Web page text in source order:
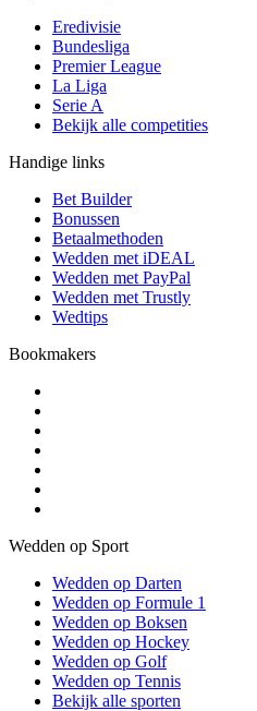
Eredivisie
Bundesliga
Premier League
La Liga
Serie A
Bekijk alle competities
Handige links
Bet Builder
Bonussen
Betaalmethoden
Wedden met iDEAL
Wedden met PayPal
Wedden met Trustly
Wedtips
Bookmakers
Wedden op Sport
Wedden op Darten
Wedden op Formule 1
Wedden op Boksen
Wedden op Hockey
Wedden op Golf
Wedden op Tennis
Bekijk alle sporten